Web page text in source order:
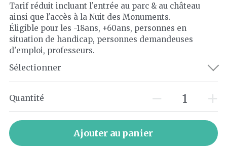
Tarif réduit incluant l'entrée au parc & au château
ainsi que l'accès à la Nuit des Monuments.
Éligible pour les -18ans, +60ans, personnes en
situation de handicap, personnes demandeuses
d'emploi, professeurs.
Sélectionner
Quantité
Ajouter au panier